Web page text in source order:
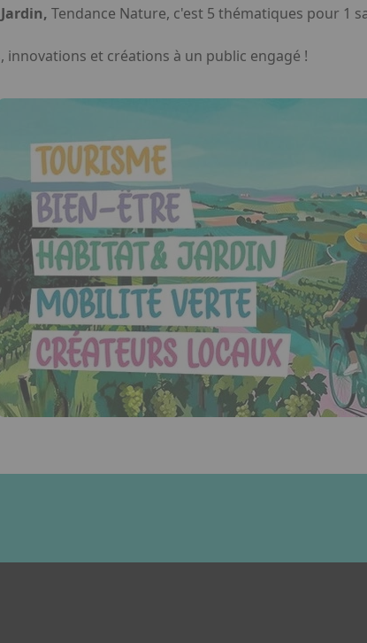
Tendance Nature, c'est 5 thématiques pour 1
et créations à un public engagé !